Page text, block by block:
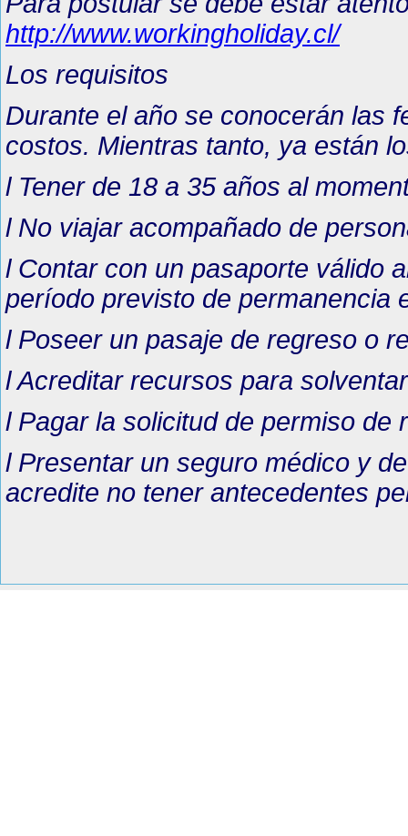
http://www.workingholiday.cl/
Los requisitos
Durante el año se conocerán las
costos. Mientras tanto, ya están
l Tener de 18 a 35 años al
l No viajar acompañado de
l Contar con un pasaporte válido
período previsto de permanencia
l Poseer un pasaje de regreso o
l Acreditar recursos para
l Pagar la solicitud de permiso de
l Presentar un seguro médico y
acredite no tener antecedentes